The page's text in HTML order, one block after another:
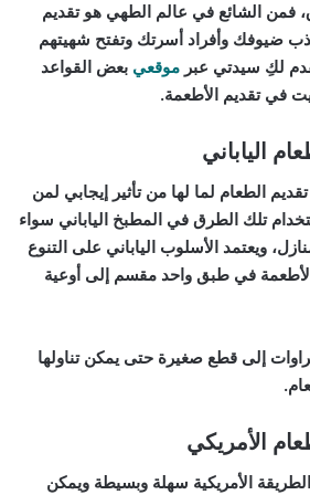
فمن الشائع في عالم الطهي هو تقديم
ضيوفك وأفراد أسرتك وتفتح شهيتهم
لكِ سيدتي عبر موقعي بعض القواعد
في تقديم الأطعمة.
الياباني
الطعام لما لها من تأثير إيجابي لمن
تلك الطرق في المطبخ الياباني سواء
ويعتمد الأسلوب الياباني على التنوع
في طبق واحد مقسم إلى أوعية
إلى قطع صغيرة حتى يمكن تناولها
الأمريكي
الأمريكية سهلة وبسيطة ويمكن